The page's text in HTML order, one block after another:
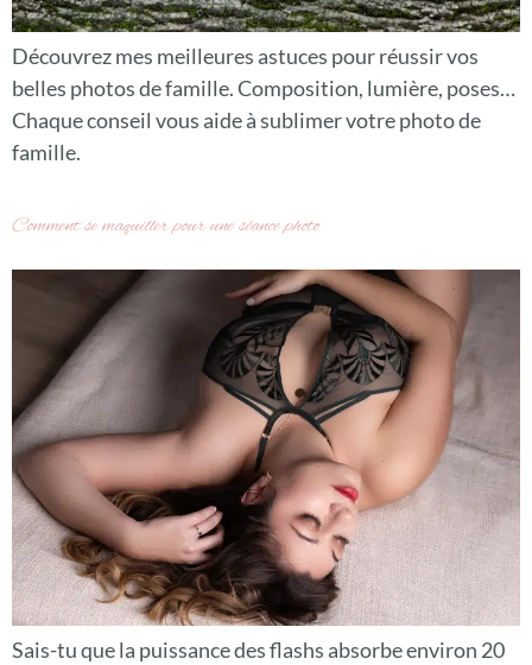
Découvrez mes meilleures astuces pour réussir vos
belles photos de famille. Composition, lumière, poses…
Chaque conseil vous aide à sublimer votre photo de
famille.
Comment se maquiller pour une séance photo
Sais-tu que la puissance des flashs absorbe environ 20